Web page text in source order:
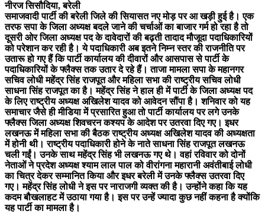
नीरज सिसौदिया, बरेली
समाजवादी पार्टी की बरेली जिले की सियासत नए मोड़ पर आ खड़ी हुई है। एक
तरफ सपा के जिला अध्यक्ष बदले जाने की चर्चाओं का बाजार गर्म हो रहा है तो
दूसरी ओर जिला अध्यक्ष पद के दावेदारों की बढ़ती तादाद मौजूदा पदाधिकारियों
को परेशान कर रही है। ये पदाधिकारी अब इतने निम्न स्तर की राजनीति पर
उतारू हो गए हैं कि पार्टी कार्यालय की दीवारों और आसपास से पार्टी के
पदाधिकारियों के फ्लैक्स तक उतार दे रहे हैं। ताजा मामला सपा के महानगर
सचिव लोधी महेंद्र सिंह राजपूत और महिला सभा की राष्ट्रीय सचिव लोधी
साधना सिंह राजपूत का है। महेंद्र सिंह ने हाल ही में पार्टी के जिला अध्यक्ष पद
के लिए राष्ट्रीय अध्यक्ष अखिलेश यादव को आवेदन सौंपा है। शनिवार को यह
समाचार जैसे ही मीडिया में प्रसारित हुआ तो पार्टी कार्यालय पर लगे उनके
फ्लैक्स जिला अध्यक्ष शिवचरन कश्यप के आदेश पर उतरवा दिए गए। इधर
लखनऊ में महिला सभा की बैठक राष्ट्रीय अध्यक्ष अखिलेश यादव की अध्यक्षता
में होनी थी। राष्ट्रीय पदाधिकारी होने के नाते साधना सिंह राजपूत लखनऊ
चली गईं। उनके साथ महेंद्र सिंह भी लखनऊ गए थे। वहां रविवार को दोनों
नेताओं ने प्रदेश अध्यक्ष श्याम लाल पाल को वीरांगना महारानी अवंतीबाई लोधी
का चित्र देकर सम्मानित किया और इधर बरेली में उनके फ्लैक्स उतरवा दिए
गए। महेंद्र सिंह लोधी ने इस पर नाराजगी व्यक्त की है। उन्होंने कहा कि यह
कदम बौखलाहट में उठाया गया है। इस पर उन्हें ज्यादा कुछ नहीं कहना है क्योंकि
यह पार्टी का मामला है।